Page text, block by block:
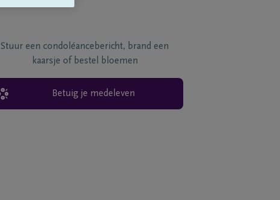
Stuur een condoléancebericht, brand een
kaarsje of bestel bloemen
Betuig je medeleven